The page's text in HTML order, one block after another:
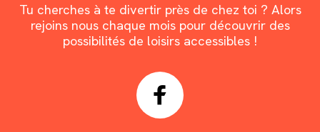
Tu cherches à te divertir près de chez toi ? Alors
rejoins nous chaque mois pour découvrir des
possibilités de loisirs accessibles !